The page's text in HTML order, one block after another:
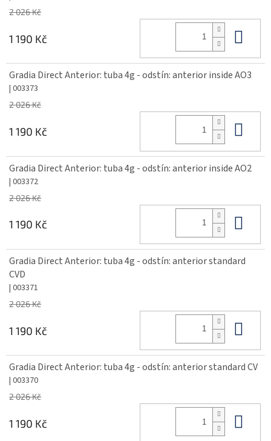
2 026 Kč
1 190 Kč
Gradia Direct Anterior: tuba 4g - odstín: anterior inside AO3
| 003373
2 026 Kč
1 190 Kč
Gradia Direct Anterior: tuba 4g - odstín: anterior inside AO2
| 003372
2 026 Kč
1 190 Kč
Gradia Direct Anterior: tuba 4g - odstín: anterior standard
CVD
| 003371
2 026 Kč
1 190 Kč
Gradia Direct Anterior: tuba 4g - odstín: anterior standard CV
| 003370
2 026 Kč
1 190 Kč